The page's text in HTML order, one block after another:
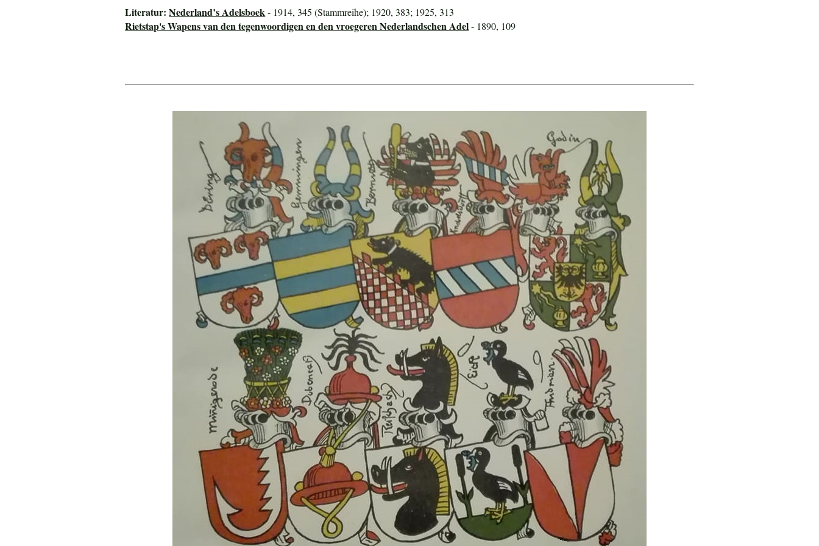
Literatur:Nederland’s Adelsboek- 1914, 345 (Stammreihe); 1920, 383; 1925, 313
Rietstap's Wapens van den tegenwoordigen en den vroegeren Nederlandschen Adel- 1890, 109